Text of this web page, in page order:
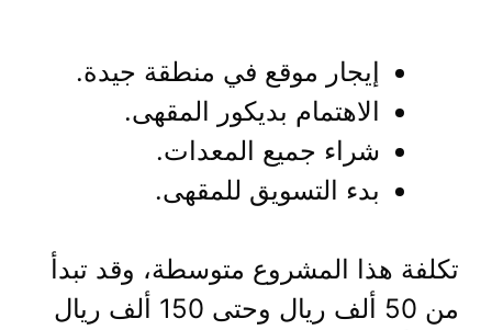
إيجار موقع في منطقة جيدة.
الاهتمام بديكور المقهى.
شراء جميع المعدات.
بدء التسويق للمقهى.
تكلفة هذا المشروع متوسطة، وقد تبدأ
من 50 ألف ريال وحتى 150 ألف ريال